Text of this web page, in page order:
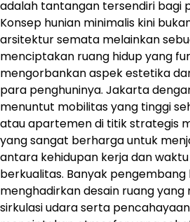
adalah tantangan tersendiri bagi
Konsep hunian minimalis kini
arsitektur semata melainkan
menciptakan ruang hidup yang
mengorbankan aspek estetika
para penghuninya. Jakarta
menuntut mobilitas yang tinggi
atau apartemen di titik strategis
yang sangat berharga untuk
antara kehidupan kerja dan
berkualitas. Banyak pengembang
menghadirkan desain ruang
sirkulasi udara serta